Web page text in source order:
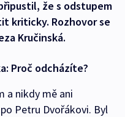
že s odstupem
kriticky. Rozhovor se
Kručinská.
Proč odcházíte?
a nikdy mě ani
Petru Dvořákovi. Byl